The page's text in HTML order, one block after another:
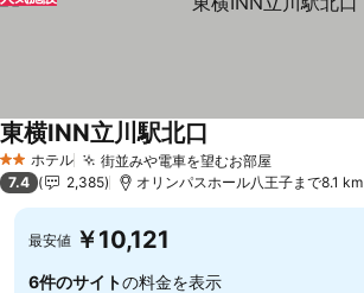
2 ホテルのランク
ホテル 街並みや電車を望むお部屋
東横INN立川駅北口
7.4 2,385 オリンパスホール八王子まで8.1 km
最安値 ￥10,121
6件のサイトの料金を表示